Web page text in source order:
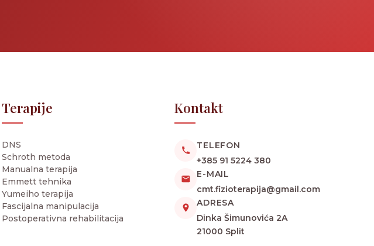
Terapije
DNS
Schroth metoda
Manualna terapija
Emmett tehnika
Yumeiho terapija
Fascijalna manipulacija
Postoperativna rehabilitacija
Kontakt
TELEFON
+385 91 5224 380
E-MAIL
cmt.fizioterapija@gmail.com
ADRESA
Dinka Šimunovića 2A
21000 Split